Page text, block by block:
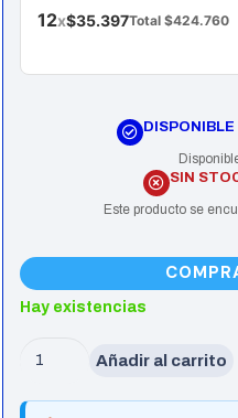
12x$35.397Total $424.760
DISPONIBLE
SIN
Este producto se
Hay existencias
Motherboard
B860M
Añadir al carrito